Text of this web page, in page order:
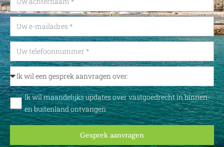
Ik wil maandelijks updates over vastgoedrecht in binnen-
en buitenland ontvangen
Gesprek aanvragen